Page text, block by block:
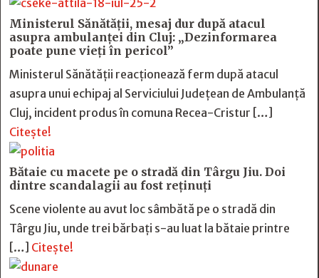
Ministerul Sănătății, mesaj dur după atacul
asupra ambulanței din Cluj: „Dezinformarea
poate pune vieți în pericol”
Ministerul Sănătății reacționează ferm după atacul
asupra unui echipaj al Serviciului Județean de Ambulanță
Cluj, incident produs în comuna Recea-Cristur […]
Citește!
Bătaie cu macete pe o stradă din Târgu Jiu. Doi
dintre scandalagii au fost reținuți
Scene violente au avut loc sâmbătă pe o stradă din
Târgu Jiu, unde trei bărbați s-au luat la bătaie printre
[…] Citește!